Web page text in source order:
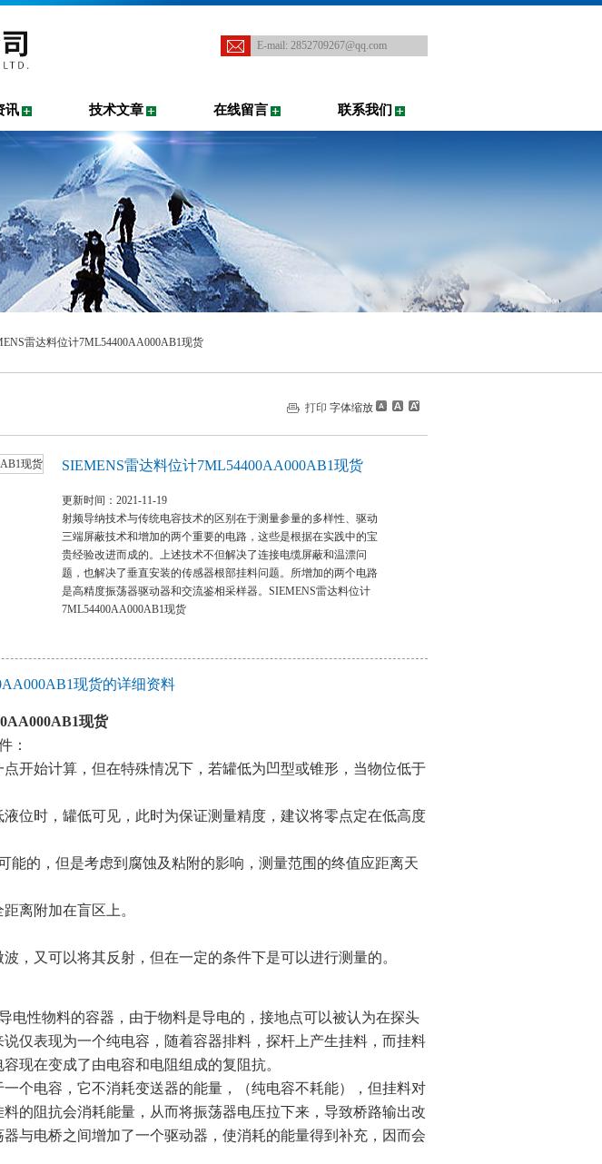
E-mail: 2852709267@qq.com
讯 技术文章 在线留言 联系我们
雷达料位计7ML54400AA000AB1现货
打印 字体缩放
SIEMENS雷达料位计7ML54400AA000AB1现货
更新时间：2021-11-19
射频导纳技术与传统电容技术的区别在于测量参量的多样性、驱动
三端屏蔽技术和增加的两个重要的电路，这些是根据在实践中的宝
贵经验改进而成的。上述技术不但解决了连接电缆屏蔽和温漂问
题，也解决了垂直安装的传感器根部挂料问题。所增加的两个电路
是高精度振荡器驱动器和交流鉴相采样器。SIEMENS雷达料位计
7ML54400AA000AB1现货
现货的详细资料
现货
：
开始计算，但在特殊情况下，若罐低为凹型或锥形，当物位低于
位时，罐低可见，此时为保证测量精度，建议将零点定在低高度
能的，但是考虑到腐蚀及粘附的影响，测量范围的终值应距离天
离附加在盲区上。
，又可以将其反射，但在一定的条件下是可以进行测量的。
电性物料的容器，由于物料是导电的，接地点可以被认为在探头
仅表现为一个纯电容，随着容器排料，探杆上产生挂料，而挂料
现在变成了由电容和电阻组成的复阻抗。
个电容，它不消耗变送器的能量，（纯电容不耗能），但挂料对
的阻抗会消耗能量，从而将振荡器电压拉下来，导致桥路输出改
与电桥之间增加了一个驱动器，使消耗的能量得到补充，因而会